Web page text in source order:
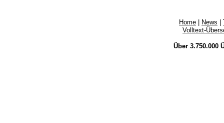
Home News
Volltext-
Über 3.750.000